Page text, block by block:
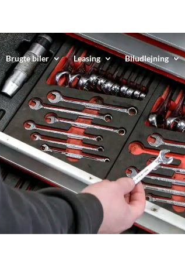
Brugte biler Leasing Biludlejning